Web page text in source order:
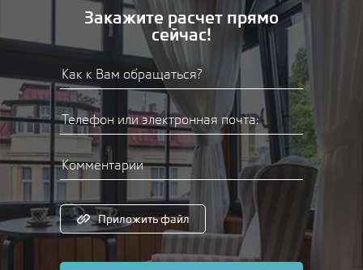
Закажите расчет прямо
сейчас!
Приложить файл